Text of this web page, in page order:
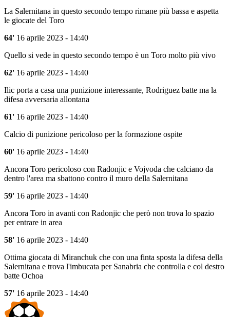
La Salernitana in questo secondo tempo rimane più bassa e aspetta
le giocate del Toro
64' 16 aprile 2023 - 14:40
Quello si vede in questo secondo tempo è un Toro molto più vivo
62' 16 aprile 2023 - 14:40
Ilic porta a casa una punizione interessante, Rodriguez batte ma la
difesa avversaria allontana
61' 16 aprile 2023 - 14:40
Calcio di punizione pericoloso per la formazione ospite
60' 16 aprile 2023 - 14:40
Ancora Toro pericoloso con Radonjic e Vojvoda che calciano da
dentro l'area ma sbattono contro il muro della Salernitana
59' 16 aprile 2023 - 14:40
Ancora Toro in avanti con Radonjic che però non trova lo spazio
per entrare in area
58' 16 aprile 2023 - 14:40
Ottima giocata di Miranchuk che con una finta sposta la difesa della
Salernitana e trova l'imbucata per Sanabria che controlla e col destro
batte Ochoa
57' 16 aprile 2023 - 14:40